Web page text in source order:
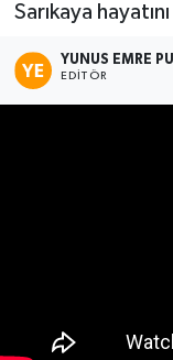
Sarıkaya
YUNUS EMRE
EDITÖR
Sağlık
Yemek
Son Dakika
Haber Arşivi